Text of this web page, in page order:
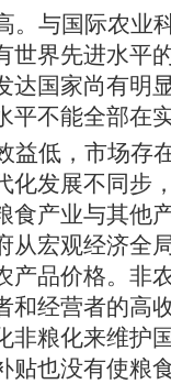
。与国际农业
世界先进水平
达国家尚有明
不能全部在
益低，市场存
发展不同步
产业与其他
从宏观经济全
品价格。非
和经营者的高
非粮化来维护
贴也没有使粮